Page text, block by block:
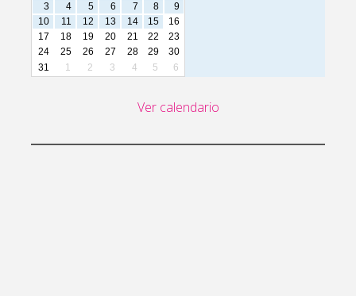
3
4 5 6 7 8
9
10
11 12 13 14 15
16
17
18 19 20 21 22
23
24
25 26 27 28 29
30
31
1 2 3 4 5 6
Ver calendario